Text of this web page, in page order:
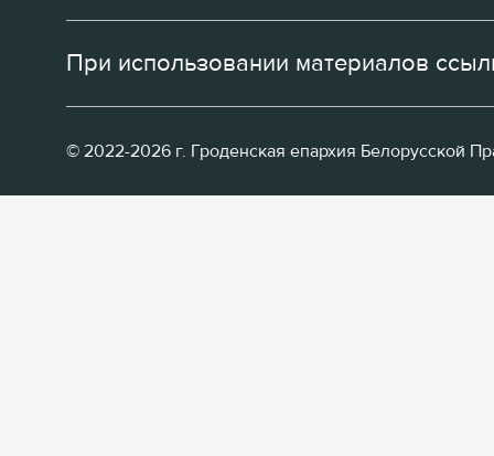
При использовании материалов
© 2022-2026 г. Гроденская епархия Белорусской